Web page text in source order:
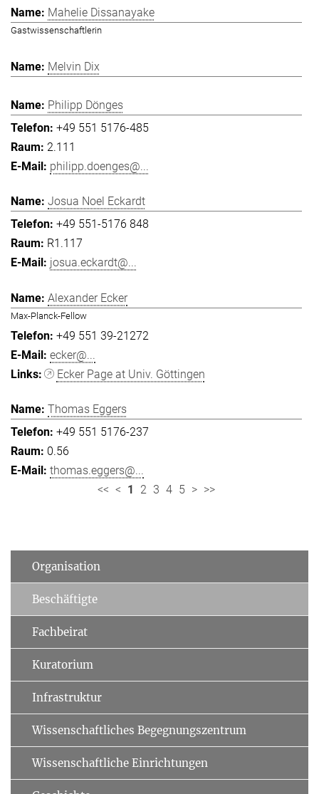
Mahelie Dissanayake
Gastwissenschaftlerin
Melvin Dix
Philipp Dönges
+49 551 5176-485
2.111
philipp.doenges@...
Josua Noel Eckardt
+49 551-5176 848
R1.117
josua.eckardt@...
Alexander Ecker
Max-Planck-Fellow
+49 551 39-21272
ecker@...
Ecker Page at Univ. Göttingen
Thomas Eggers
+49 551 5176-237
0.56
thomas.eggers@...
<< < 1 2 3 4 5 > >>
Organisation
Beschäftigte
Fachbeirat
Kuratorium
Infrastruktur
Wissenschaftliches Begegnungszentrum
Wissenschaftliche Einrichtungen